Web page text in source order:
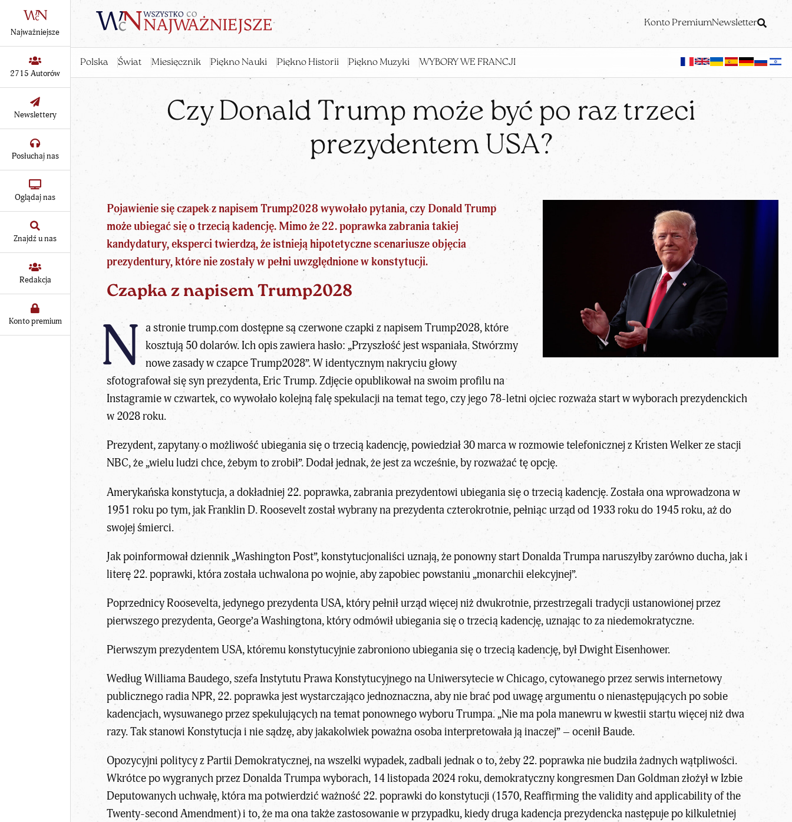
Konto PremiumNewsletter
Polska Świat Miesięcznik Piękno Nauki Piękno Historii Piękno Muzyki WYBORY WE FRANCJI
Najważniejsze
2715 Autorów
Newslettery
Posłuchaj nas
Oglądaj nas
Znajdź u nas
Redakcja
Konto premium
Czy Donald Trump może być po raz trzeci
prezydentem USA?
Pojawienie się czapek z napisem Trump2028 wywołało pytania, czy Donald Trump
może ubiegać się o trzecią kadencję. Mimo że 22. poprawka zabrania takiej
kandydatury, eksperci twierdzą, że istnieją hipotetyczne scenariusze objęcia
prezydentury, które nie zostały w pełni uwzględnione w konstytucji.
Czapka z napisem Trump2028
N a stronie trump.com dostępne są czerwone czapki z napisem Trump2028, które
kosztują 50 dolarów. Ich opis zawiera hasło: „Przyszłość jest wspaniała. Stwórzmy
nowe zasady w czapce Trump2028”. W identycznym nakryciu głowy
sfotografował się syn prezydenta, Eric Trump. Zdjęcie opublikował na swoim profilu na
Instagramie w czwartek, co wywołało kolejną falę spekulacji na temat tego, czy jego 78-letni ojciec rozważa start w wyborach prezydenckich
w 2028 roku.
Prezydent, zapytany o możliwość ubiegania się o trzecią kadencję, powiedział 30 marca w rozmowie telefonicznej z Kristen Welker ze stacji
NBC, że „wielu ludzi chce, żebym to zrobił”. Dodał jednak, że jest za wcześnie, by rozważać tę opcję.
Amerykańska konstytucja, a dokładniej 22. poprawka, zabrania prezydentowi ubiegania się o trzecią kadencję. Została ona wprowadzona w
1951 roku po tym, jak Franklin D. Roosevelt został wybrany na prezydenta czterokrotnie, pełniąc urząd od 1933 roku do 1945 roku, aż do
swojej śmierci.
Jak poinformował dziennik „Washington Post”, konstytucjonaliści uznają, że ponowny start Donalda Trumpa naruszyłby zarówno ducha, jak i
literę 22. poprawki, która została uchwalona po wojnie, aby zapobiec powstaniu „monarchii elekcyjnej”.
Poprzednicy Roosevelta, jedynego prezydenta USA, który pełnił urząd więcej niż dwukrotnie, przestrzegali tradycji ustanowionej przez
pierwszego prezydenta, George’a Washingtona, który odmówił ubiegania się o trzecią kadencję, uznając to za niedemokratyczne.
Pierwszym prezydentem USA, któremu konstytucyjnie zabroniono ubiegania się o trzecią kadencję, był Dwight Eisenhower.
Według Williama Baudego, szefa Instytutu Prawa Konstytucyjnego na Uniwersytecie w Chicago, cytowanego przez serwis internetowy
publicznego radia NPR, 22. poprawka jest wystarczająco jednoznaczna, aby nie brać pod uwagę argumentu o nienastępujących po sobie
kadencjach, wysuwanego przez spekulujących na temat ponownego wyboru Trumpa. „Nie ma pola manewru w kwestii startu więcej niż dwa
razy. Tak stanowi Konstytucja i nie sądzę, aby jakakolwiek poważna osoba interpretowała ją inaczej” – ocenił Baude.
Opozycyjni politycy z Partii Demokratycznej, na wszelki wypadek, zadbali jednak o to, żeby 22. poprawka nie budziła żadnych wątpliwości.
Wkrótce po wygranych przez Donalda Trumpa wyborach, 14 listopada 2024 roku, demokratyczny kongresmen Dan Goldman złożył w Izbie
Deputowanych uchwałę, która ma potwierdzić ważność 22. poprawki do konstytucji (1570, Reaffirming the validity and applicability of the
Twenty-second Amendment) i to, że ma ona także zastosowanie w przypadku, kiedy druga kadencja prezydencka następuje po kilkuletniej